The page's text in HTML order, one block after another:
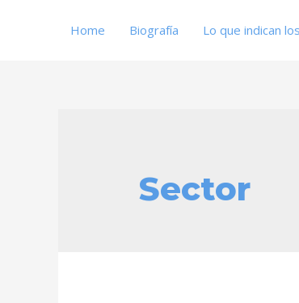
Home Biografía Lo que indican
Sector